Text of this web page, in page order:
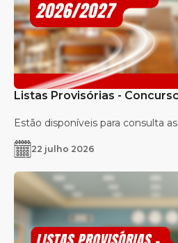
Listas Provisórias -
Estão disponíveis para consulta
22 julho 2026